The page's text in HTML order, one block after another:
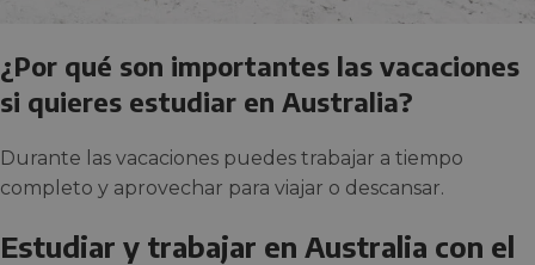
¿Por qué son importantes las vacaciones
si quieres estudiar en Australia?
Durante las vacaciones puedes trabajar a tiempo
completo y aprovechar para viajar o descansar.
Estudiar y trabajar en Australia con el